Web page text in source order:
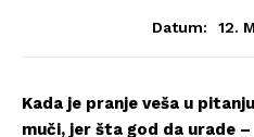
Datum: 12.
Kada je pranje veša u
muči, jer šta god da urade